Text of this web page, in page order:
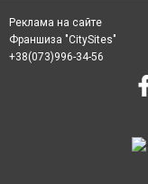
Реклама на сайте
Франшиза "CitySites"
‎+38(073)996-34-56